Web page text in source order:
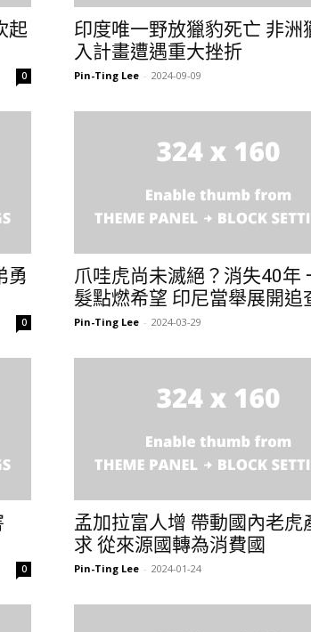
起
0
印度唯一野放獵豹死亡 非洲
入計畫遭遇重大挫折
Pin-Ting Lee - 2024-09-09
勇
0
爪哇虎尚未滅絕？消失40年
髮點燃希望 印尼當舉展開追
Pin-Ting Lee - 2024-03-29
0
孟加拉富人增 帶動國內老虎
求 從來源國轉為消費國
Pin-Ting Lee - 2024-01-24